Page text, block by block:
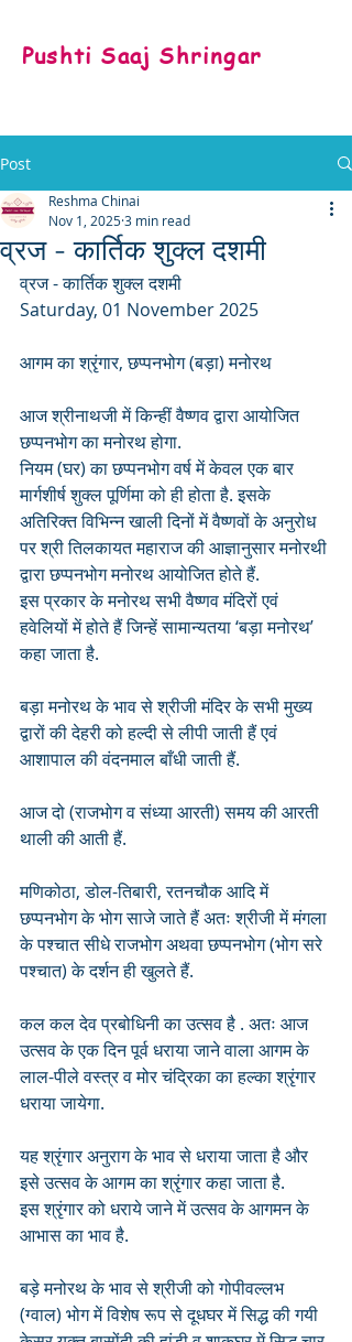
Pushti Saaj Shringar
Post
व्रज - कार्तिक शुक्ल दशमी
Reshma Chinai
Nov 1, 20253 min read
व्रज - कार्तिक शुक्ल दशमी
Saturday, 01 November 2025
आगम का श्रृंगार, छप्पनभोग (बड़ा) मनोरथ
आज श्रीनाथजी में किन्हीं वैष्णव द्वारा आयोजित
छप्पनभोग का मनोरथ होगा.
नियम (घर) का छप्पनभोग वर्ष में केवल एक बार
मार्गशीर्ष शुक्ल पूर्णिमा को ही होता है. इसके
अतिरिक्त विभिन्न खाली दिनों में वैष्णवों के अनुरोध
पर श्री तिलकायत महाराज की आज्ञानुसार मनोरथी
द्वारा छप्पनभोग मनोरथ आयोजित होते हैं.
इस प्रकार के मनोरथ सभी वैष्णव मंदिरों एवं
हवेलियों में होते हैं जिन्हें सामान्यतया ‘बड़ा मनोरथ’
कहा जाता है.
बड़ा मनोरथ के भाव से श्रीजी मंदिर के सभी मुख्य
द्वारों की देहरी को हल्दी से लीपी जाती हैं एवं
आशापाल की वंदनमाल बाँधी जाती हैं.
आज दो (राजभोग व संध्या आरती) समय की आरती
थाली की आती हैं.
मणिकोठा, डोल-तिबारी, रतनचौक आदि में
छप्पनभोग के भोग साजे जाते हैं अतः श्रीजी में मंगला
के पश्चात सीधे राजभोग अथवा छप्पनभोग (भोग सरे
पश्चात) के दर्शन ही खुलते हैं.
कल कल देव प्रबोधिनी का उत्सव है . अतः आज
उत्सव के एक दिन पूर्व धराया जाने वाला आगम के
लाल-पीले वस्त्र व मोर चंद्रिका का हल्का श्रृंगार
धराया जायेगा.
यह श्रृंगार अनुराग के भाव से धराया जाता है और
इसे उत्सव के आगम का श्रृंगार कहा जाता है.
इस श्रृंगार को धराये जाने में उत्सव के आगमन के
आभास का भाव है.
बड़े मनोरथ के भाव से श्रीजी को गोपीवल्लभ
(ग्वाल) भोग में विशेष रूप से दूधघर में सिद्ध की गयी